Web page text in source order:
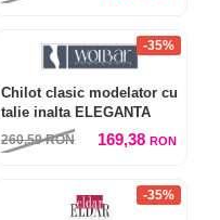
-35%
Chilot clasic modelator cu
talie inalta ELEGANTA
260,59RON 169,38 RON
-35%